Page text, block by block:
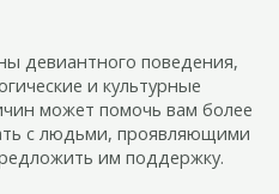
девиантного поведения,
и культурные
может помочь вам более
с людьми, проявляющими
им поддержку.